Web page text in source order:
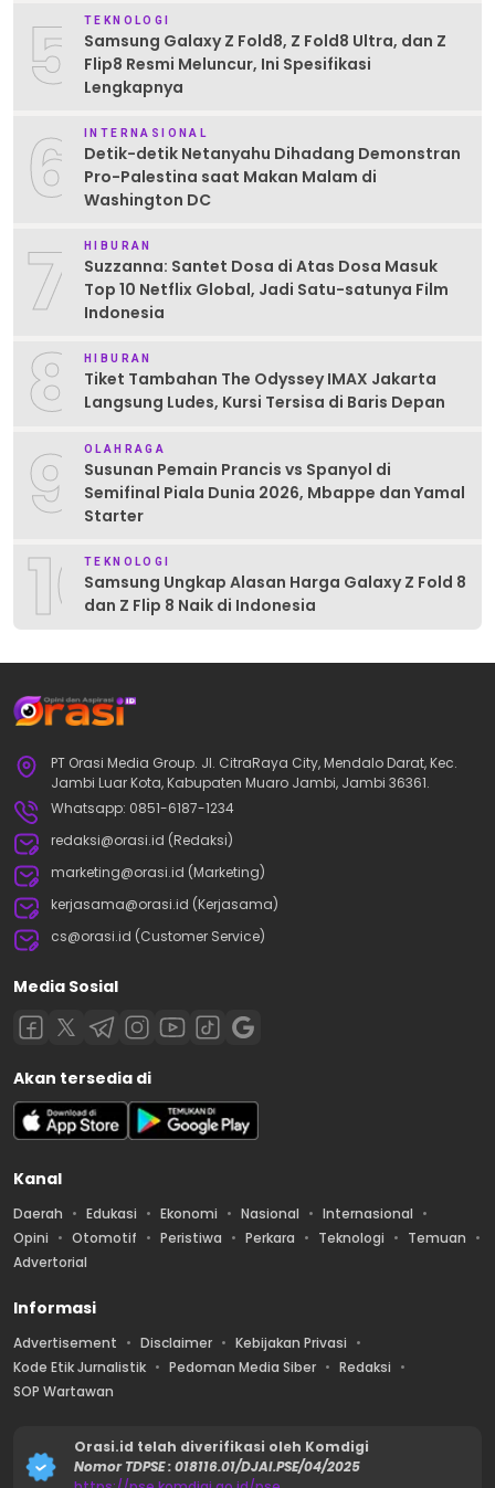
5 TEKNOLOGI
Samsung Galaxy Z Fold8, Z Fold8 Ultra, dan Z
Flip8 Resmi Meluncur, Ini Spesifikasi
Lengkapnya
6 INTERNASIONAL
Detik-detik Netanyahu Dihadang Demonstran
Pro-Palestina saat Makan Malam di
Washington DC
7 HIBURAN
Suzzanna: Santet Dosa di Atas Dosa Masuk
Top 10 Netflix Global, Jadi Satu-satunya Film
Indonesia
8 HIBURAN
Tiket Tambahan The Odyssey IMAX Jakarta
Langsung Ludes, Kursi Tersisa di Baris Depan
9 OLAHRAGA
Susunan Pemain Prancis vs Spanyol di
Semifinal Piala Dunia 2026, Mbappe dan Yamal
Starter
10TEKNOLOGI
Samsung Ungkap Alasan Harga Galaxy Z Fold 8
dan Z Flip 8 Naik di Indonesia
PT Orasi Media Group. Jl. CitraRaya City, Mendalo Darat, Kec.
Jambi Luar Kota, Kabupaten Muaro Jambi, Jambi 36361.
Whatsapp: 0851-6187-1234
redaksi@orasi.id (Redaksi)
marketing@orasi.id (Marketing)
kerjasama@orasi.id (Kerjasama)
cs@orasi.id (Customer Service)
Media Sosial
Akan tersedia di
Kanal
Daerah Edukasi Ekonomi Nasional
Internasional
Opini
Otomotif Peristiwa Perkara Teknologi
Temuan
Advertorial
Informasi
Advertisement Disclaimer
Kebijakan Privasi
Kode Etik Jurnalistik
Pedoman Media Siber
Redaksi
SOP Wartawan
Orasi.id telah diverifikasi oleh Komdigi
Nomor TDPSE : 018116.01/DJAI.PSE/04/2025